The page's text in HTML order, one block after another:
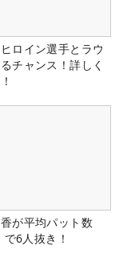
ロイン選手とラウ
チャンス！詳しく
が平均パット数
で6人抜き！